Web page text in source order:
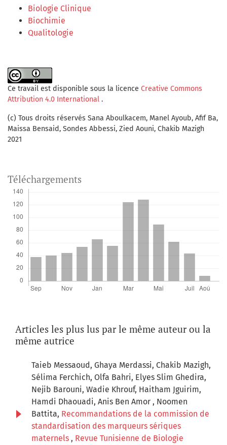
Biologie Clinique
Biochimie
Qualitologie
Ce travail est disponible sous la licence Creative Commons
Attribution 4.0 International .
(c) Tous droits réservés Sana Aboulkacem, Manel Ayoub, Afif Ba,
Maissa Bensaid, Sondes Abbessi, Zied Aouni, Chakib Mazigh
2021
Téléchargements
Articles les plus lus par le même auteur ou la
même autrice
Taieb Messaoud, Ghaya Merdassi, Chakib Mazigh,
Sélima Ferchich, Olfa Bahri, Elyes Slim Ghedira,
Nejib Barouni, Wadie Khrouf, Haitham Jguirim,
Hamdi Dhaouadi, Anis Ben Amor , Noomen
Battita, Recommandations de la commission de
standardisation des marqueurs sériques
maternels , Revue Tunisienne de Biologie